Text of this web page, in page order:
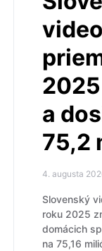
a
75,2
4. augusta
Slovenský
roku 2025
domácich
na 75,16